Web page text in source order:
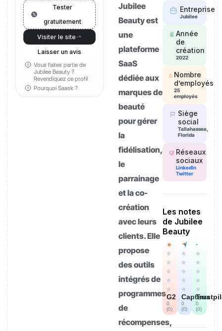
Tester
gratuitement
Visiter le site
Laisser un avis
Vous faites partie de
Jubilee Beauty ?
Revendiquez ce profil
Pourquoi Saask ?
Jubilee
Beauty est
une
plateforme
SaaS
dédiée aux
marques de
beauté
pour gérer
la
fidélisation,
le
parrainage
et la co-
création
avec leurs
clients. Elle
propose
des outils
intégrés de
programmes
de
récompenses,
Entreprise
Jubilee
Année
de
création
2022
Nombre
d’employés
25
employés
Siège
social
Tallahassee,
Florida
Réseaux
sociaux
LinkedIn
Twitter
Les notes
de Jubilee
Beauty
G2
0
(0)
Capterra
0
(0)
0
(0)